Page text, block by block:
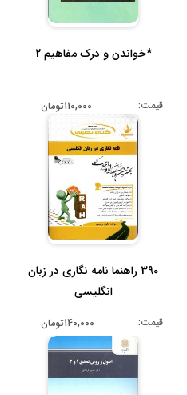
*خواندن و درک مفاهیم 2
قیمت: 110,000تومان
390 راهنما نامه نگاری در زبان
انگلیسی
قیمت: 140,000تومان